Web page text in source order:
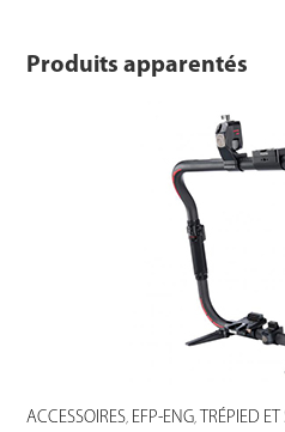
Produits apparentés
ACCESSOIRES, EFP-ENG, TRÉPIED